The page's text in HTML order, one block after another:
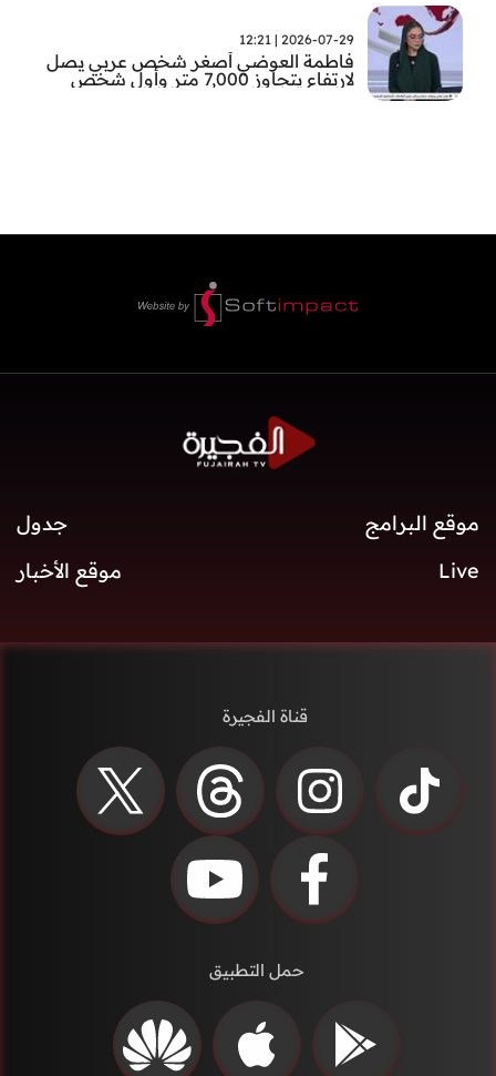
2026-07-29 | 12:21
فاطمة العوضي أصغر شخص عربي يصل
لارتفاع يتجاوز 7,000 متر وأول شخص
موقع البرامج
جدول
Live
موقع الأخبار
قناة الفجيرة
حمل التطبيق